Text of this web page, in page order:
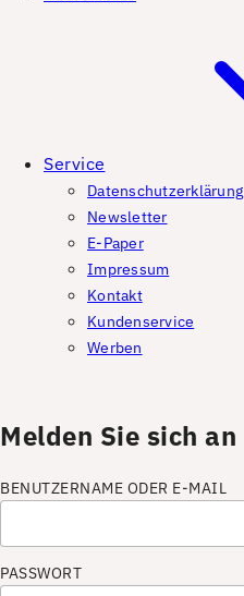
Service
Datenschutzerklärung
Newsletter
E-Paper
Impressum
Kontakt
Kundenservice
Werben
Melden Sie sich an
BENUTZERNAME ODER E-MAIL
PASSWORT